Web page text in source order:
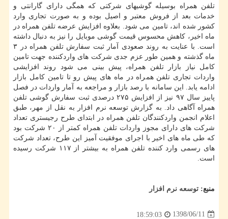
تلفن همراه بوسیله گوشیهای شركتی كه همگی دارای گارانتی و
خدمات بعد از فروش معتبر و اصیل بوده و به صورت تجاری وارد
كشور شده اند، تامین می شود. بعلاوه افزایش عرضه تلفن همراه در
ماه اخیر، كاهش محسوس قیمت گوشی موبایل را نیز به دنبال داشته
است. با عنایت به روند صعودی آمار ثبت سفارش تلفن همراه در ۳
ماه گذشته و همین طور عزم جدی شركت های واردكننده جهت تامین
كامل نیاز بازار تلفن همراه، پیش بینی می شود روند افزایشی
واردات تجاری تلفن همراه در ماه های پیش رو تا تامین كامل بازار
ادامه یابد. این سامانه با رصد بازار و مراجعه به آمار واردات در فصل
پاییز سال ۹۷ نیز از افزایش ۲۷۵ درصدی ثبت سفارش گوشی تلفن
همراه آگاهی داد. به گزارش توسعه نرم افزار به نقل از مهر، طبق
اعلام انجمن واردكنندگان تلفن همراه در ابتدای طرح رجیستری تعداد
شركت های دارای مجوز واردات تلفن همراه كمتر از ۲۰ شركت بود
كه طی ماه های اخیر با اجرای موفقیت آمیز این طرح، تعداد شركت
های رسمی وارد كننده تلفن همراه به بیشتر از ۱۱۷ شركت رسیده
است.
منبع: توسعه نرم افزار
1398/06/11
18:59:03